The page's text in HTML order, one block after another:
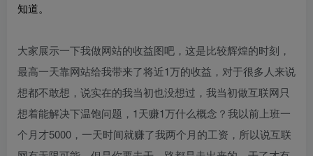
知道。
大家展示一下我做网站的收益图吧，这是比较辉煌的时刻，
最高一天靠网站给我带来了将近1万的收益，对于很多人来说
想都不敢想，说实在的我当初也没想过，我当初做互联网只
想着能解决下温饱问题，1天赚1万什么概念？我以前上班一
个月才5000，一天时间就赚了我两个月的工资，所以说互联